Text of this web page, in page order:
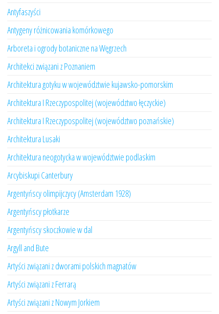
Antyfaszyści
Antygeny różnicowania komórkowego
Arboreta i ogrody botaniczne na Węgrzech
Architekci związani z Poznaniem
Architektura gotyku w województwie kujawsko-pomorskim
Architektura I Rzeczypospolitej (województwo łęczyckie)
Architektura I Rzeczypospolitej (województwo poznańskie)
Architektura Lusaki
Architektura neogotycka w województwie podlaskim
Arcybiskupi Canterbury
Argentyńscy olimpijczycy (Amsterdam 1928)
Argentyńscy płotkarze
Argentyńscy skoczkowie w dal
Argyll and Bute
Artyści związani z dworami polskich magnatów
Artyści związani z Ferrarą
Artyści związani z Nowym Jorkiem